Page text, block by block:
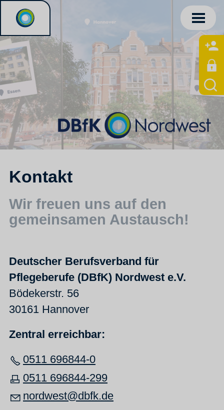
Kontakt
Wir freuen uns auf den
gemeinsamen Austausch!
Deutscher Berufsverband für
Pflegeberufe (DBfK) Nordwest e.V.
Bödekerstr. 56
30161 Hannover
Zentral erreichbar:
0511 696844-0
0511 696844-299
nordwest@dbfk.de